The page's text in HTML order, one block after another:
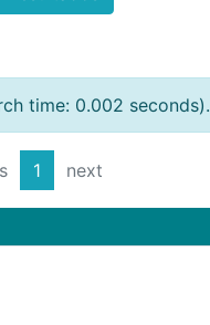
time: 0.002 seconds).
1 next